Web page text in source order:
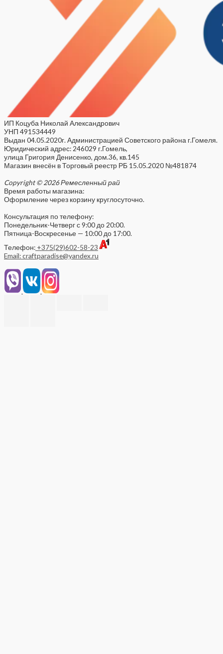
ИП Коцуба Николай Александрович
УНП 491534449
Выдан 04.05.2020г. Администрацией Советского района г.Гомеля.
Юридический адрес: 246029 г.Гомель,
улица Григория Денисенко, дом.36, кв.145
Магазин внесён в Торговый реестр РБ 15.05.2020 №481874
Copyright © 2026 Ремесленный рай
Время работы магазина:
Оформление через корзину круглосуточно.
Консультация по телефону:
Понедельник-Четверг с 9:00 до 20:00.
Пятница-Воскресенье — 10:00 до 17:00.
Телефон: +375(29)602-58-23
Email: craftparadise@yandex.ru